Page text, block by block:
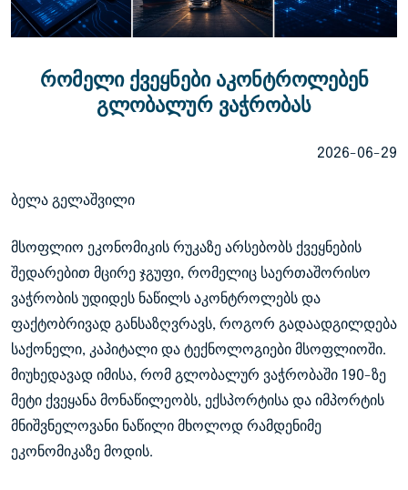
რომელი ქვეყნები აკონტროლებენ
გლობალურ ვაჭრობას
2026-06-29
ბელა გელაშვილი
მსოფლიო ეკონომიკის რუკაზე არსებობს ქვეყნების
შედარებით მცირე ჯგუფი, რომელიც საერთაშორისო
ვაჭრობის უდიდეს ნაწილს აკონტროლებს და
ფაქტობრივად განსაზღვრავს, როგორ გადაადგილდება
საქონელი, კაპიტალი და ტექნოლოგიები მსოფლიოში.
მიუხედავად იმისა, რომ გლობალურ ვაჭრობაში 190-ზე
მეტი ქვეყანა მონაწილეობს, ექსპორტისა და იმპორტის
მნიშვნელოვანი ნაწილი მხოლოდ რამდენიმე
ეკონომიკაზე მოდის.